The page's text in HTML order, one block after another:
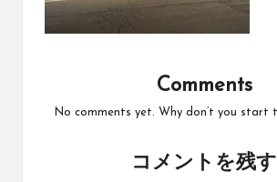
Comments
No comments yet. Why don’t you start
コメントを残す